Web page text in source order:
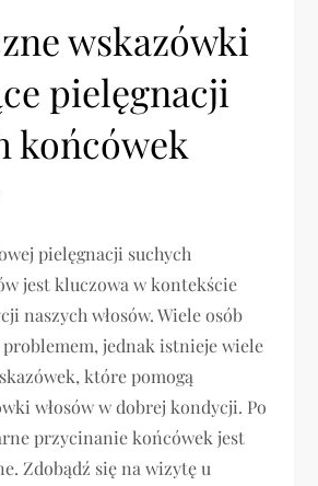
wskazówki
pielęgnacji
końcówek
pielęgnacji suchych
jest kluczowa w kontekście
naszych włosów. Wiele osób
problemem, jednak istnieje wiele
które pomogą
włosów w dobrej kondycji. Po
przycinanie końcówek jest
Zdobądź się na wizytę u